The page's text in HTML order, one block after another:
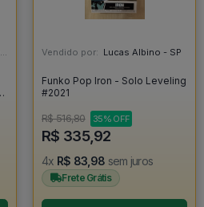
Vendido por: Lucas Albino - SP
Funko Pop Iron - Solo Leveling
#2021
R$ 516,80 35% OFF
R$ 335,92
4x R$ 83,98 sem juros
Frete Grátis